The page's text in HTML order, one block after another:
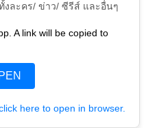
งละคร/ ข่าว/ ซีรีส์ และอื่นๆ
A link will be copied to
here to open in browser.